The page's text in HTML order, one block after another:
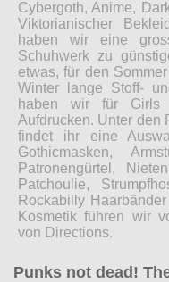
Cybergoth, Anime,
Viktorianischer
haben wir eine
Schuhwerk zu
etwas, für den
Winter lange Stoff-
haben wir für Girls
Aufdrucken. Unter den
findet ihr eine
Gothicmasken,
Patronengürtel,
Patchoulie,
Rockabilly
Kosmetik führen wir
von Directions.
Punks not dead!